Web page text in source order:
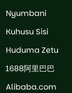
Nyumbani
Kuhusu Sisi
Huduma Zetu
1688阿里巴巴
Alibaba.com